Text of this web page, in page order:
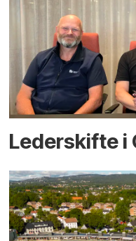
Lederskifte i